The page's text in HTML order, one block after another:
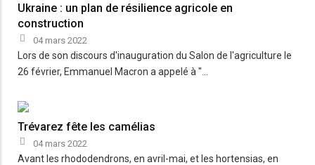
Ukraine : un plan de résilience agricole en
construction
04 mars 2022
Lors de son discours d'inauguration du Salon de l'agriculture le
26 février, Emmanuel Macron a appelé à "…
Trévarez fête les camélias
04 mars 2022
Avant les rhododendrons, en avril-mai, et les hortensias, en